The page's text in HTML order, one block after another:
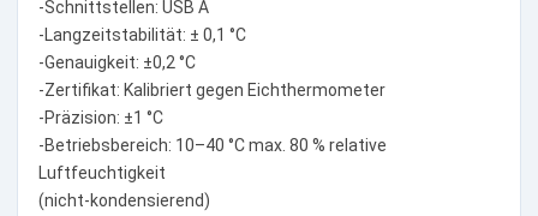
-Schnittstellen: USB A
-Langzeitstabilität: ± 0,1 °C
-Genauigkeit: ±0,2 °C
-Zertifikat: Kalibriert gegen Eichthermometer
-Präzision: ±1 °C
-Betriebsbereich: 10–40 °C max. 80 % relative
Luftfeuchtigkeit
(nicht-kondensierend)